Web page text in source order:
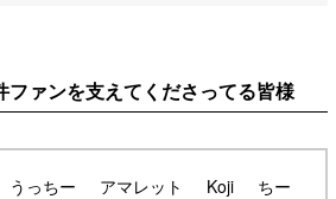
ファンを支えてくださってる皆様
うっちー アマレット Koji
ちー